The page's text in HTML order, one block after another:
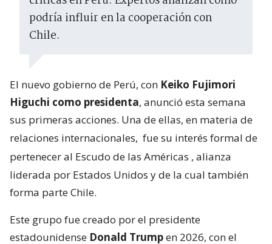
podría influir en la cooperación con
Chile.
El nuevo gobierno de Perú, con Keiko Fujimori
Higuchi como presidenta, anunció esta semana
sus primeras acciones. Una de ellas, en materia de
relaciones internacionales, fue su interés formal de
pertenecer al Escudo de las Américas , alianza
liderada por Estados Unidos y de la cual también
forma parte Chile.
Este grupo fue creado por el presidente
estadounidense Donald Trumpen 2026, con el